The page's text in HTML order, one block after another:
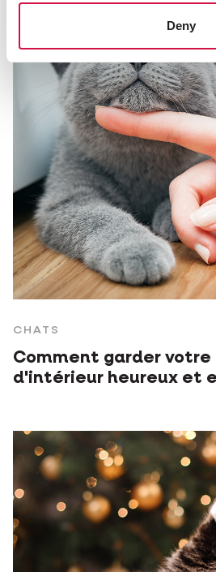
Deny
CHATS
Comment garder
d'intérieur heureux et